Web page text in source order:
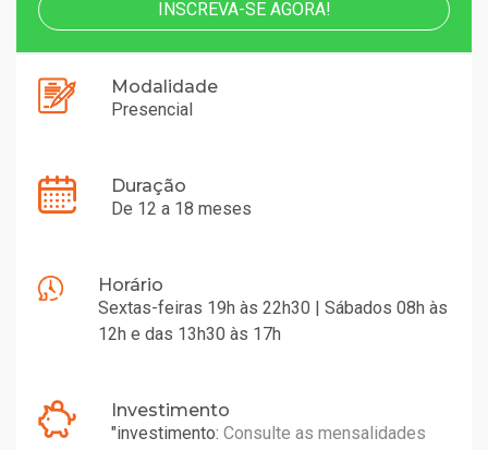
INSCREVA-SE AGORA!
Modalidade
Presencial
Duração
De 12 a 18 meses
Horário
Sextas-feiras 19h às 22h30 | Sábados 08h às
12h e das 13h30 às 17h
Investimento
"investimento: Consulte as mensalidades